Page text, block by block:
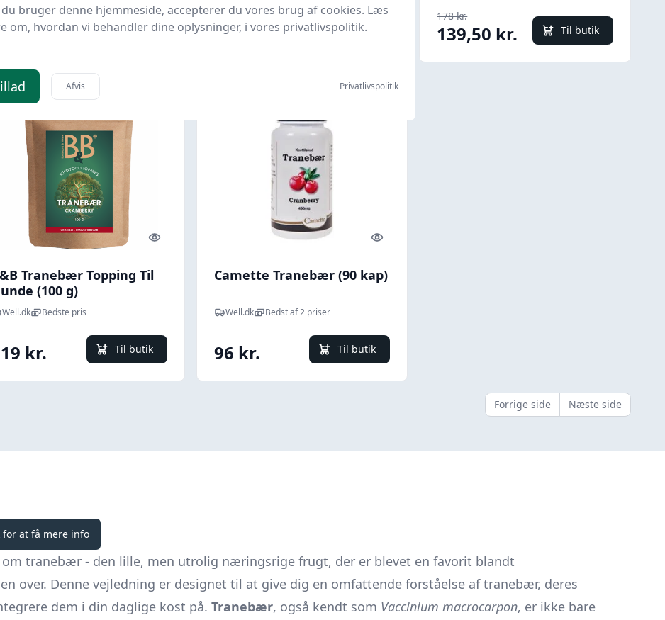
kr.
kr. Til butik
129,95 kr.
103,95 kr. Til butik
178 kr.
139,50 kr. Til butik
Quick look
Tranebær Topping Til
(100 g)
Well.dk Bedste pris
kr. Til butik
Quick look
Camette Tranebær (90 kap)
Well.dk Bedst af 2 priser
96 kr. Til butik
Forrige side Næste side
at få mere info
tranebær - den lille, men utrolig næringsrige frugt, der er blevet en favorit blandt
over. Denne vejledning er designet til at give dig en omfattende forståelse af tranebær, deres
dem i din daglige kost på. Tranebær, også kendt som Vaccinium macrocarpon, er ikke bare
bruger denne hjemmeside, accepterer du vores brug af cookies. Læs
om, hvordan vi behandler dine oplysninger, i vores privatlivspolitik.
Afvis Privatlivspolitik